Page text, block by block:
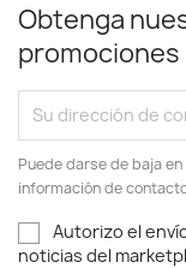
Obtenga
promociones
Puede darse de baja
información de
Autorizo el
noticias del